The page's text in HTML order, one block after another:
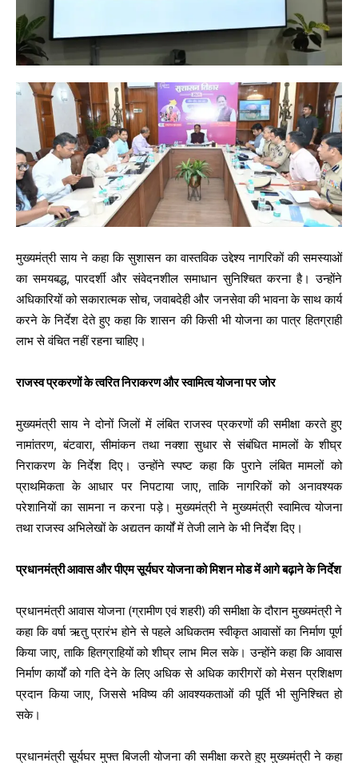
मुख्यमंत्री साय ने कहा कि सुशासन का वास्तविक उद्देश्य नागरिकों की समस्याओं
का समयबद्ध, पारदर्शी और संवेदनशील समाधान सुनिश्चित करना है। उन्होंने
अधिकारियों को सकारात्मक सोच, जवाबदेही और जनसेवा की भावना के साथ कार्य
करने के निर्देश देते हुए कहा कि शासन की किसी भी योजना का पात्र हितग्राही
लाभ से वंचित नहीं रहना चाहिए।
राजस्व प्रकरणों के त्वरित निराकरण और स्वामित्व योजना पर जोर
मुख्यमंत्री साय ने दोनों जिलों में लंबित राजस्व प्रकरणों की समीक्षा करते हुए
नामांतरण, बंटवारा, सीमांकन तथा नक्शा सुधार से संबंधित मामलों के शीघ्र
निराकरण के निर्देश दिए। उन्होंने स्पष्ट कहा कि पुराने लंबित मामलों को
प्राथमिकता के आधार पर निपटाया जाए, ताकि नागरिकों को अनावश्यक
परेशानियों का सामना न करना पड़े। मुख्यमंत्री ने मुख्यमंत्री स्वामित्व योजना
तथा राजस्व अभिलेखों के अद्यतन कार्यों में तेजी लाने के भी निर्देश दिए।
प्रधानमंत्री आवास और पीएम सूर्यघर योजना को मिशन मोड में आगे बढ़ाने के निर्देश
प्रधानमंत्री आवास योजना (ग्रामीण एवं शहरी) की समीक्षा के दौरान मुख्यमंत्री ने
कहा कि वर्षा ऋतु प्रारंभ होने से पहले अधिकतम स्वीकृत आवासों का निर्माण पूर्ण
किया जाए, ताकि हितग्राहियों को शीघ्र लाभ मिल सके। उन्होंने कहा कि आवास
निर्माण कार्यों को गति देने के लिए अधिक से अधिक कारीगरों को मेसन प्रशिक्षण
प्रदान किया जाए, जिससे भविष्य की आवश्यकताओं की पूर्ति भी सुनिश्चित हो
सके।
प्रधानमंत्री सूर्यघर मुफ्त बिजली योजना की समीक्षा करते हुए मुख्यमंत्री ने कहा